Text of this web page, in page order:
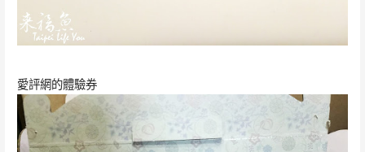
愛評網的體驗券